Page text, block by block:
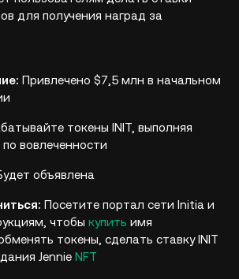
для получения наград за
Привлечено $7,5 млн в начальном
токены INIT, выполняя
вовлеченности
объявлена
Посетите портал сети Initia и
чтобы купить имя
токены, сделать ставку INIT
Jennie NFT